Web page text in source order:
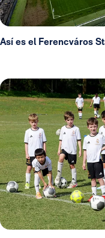
Así es el Ferencváros